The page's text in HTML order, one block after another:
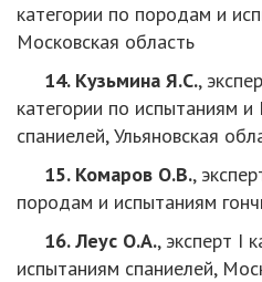
категории по породам и
Московская область
14. Кузьмина Я.С.,
категории по испытаниям
спаниелей, Ульяновская
15. Комаров О.В.,
породам и испытаниям
16. Леус О.А., эксперт I
испытаниям спаниелей,